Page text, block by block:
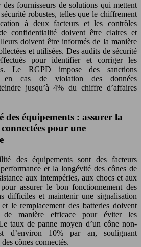
fournisseurs de solutions qui mettent
robustes, telles que le chiffrement
à deux facteurs et les contrôles
confidentialité doivent être claires et
doivent être informés de la manière
et utilisées. Des audits de sécurité
pour identifier et corriger les
Le RGPD impose des sanctions
en cas de violation des données
jusqu’à 4% du chiffre d’affaires
équipements : assurer la
pour une
des équipements sont des facteurs
et la longévité des cônes de
aux intempéries, aux chocs et aux
assurer le bon fonctionnement des
difficiles et maintenir une signalisation
le remplacement des batteries doivent
manière efficace pour éviter les
taux de panne moyen d’un cône non-
d’environ 10% par an, soulignant
cônes connectés.